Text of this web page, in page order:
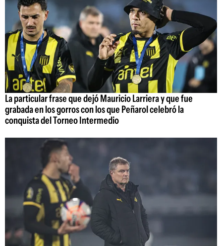
La particular frase que dejó Mauricio Larriera y que fue
grabada en los gorros con los que Peñarol celebró la
conquista del Torneo Intermedio